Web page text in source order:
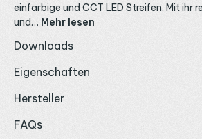
einfarbige und CCT LED Streifen. Mit ihr
und… Mehr lesen
Downloads
Eigenschaften
Hersteller
FAQs